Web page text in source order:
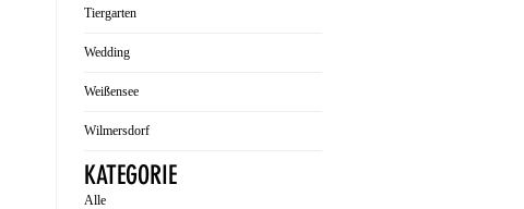
Tiergarten
Wedding
Weißensee
Wilmersdorf
KATEGORIE
Alle